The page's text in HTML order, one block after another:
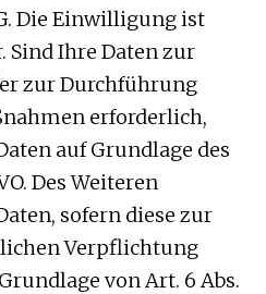
Die Einwilligung ist
Sind Ihre Daten zur
zur Durchführung
erforderlich,
auf Grundlage des
Des Weiteren
sofern diese zur
Verpflichtung
von Art. 6 Abs.